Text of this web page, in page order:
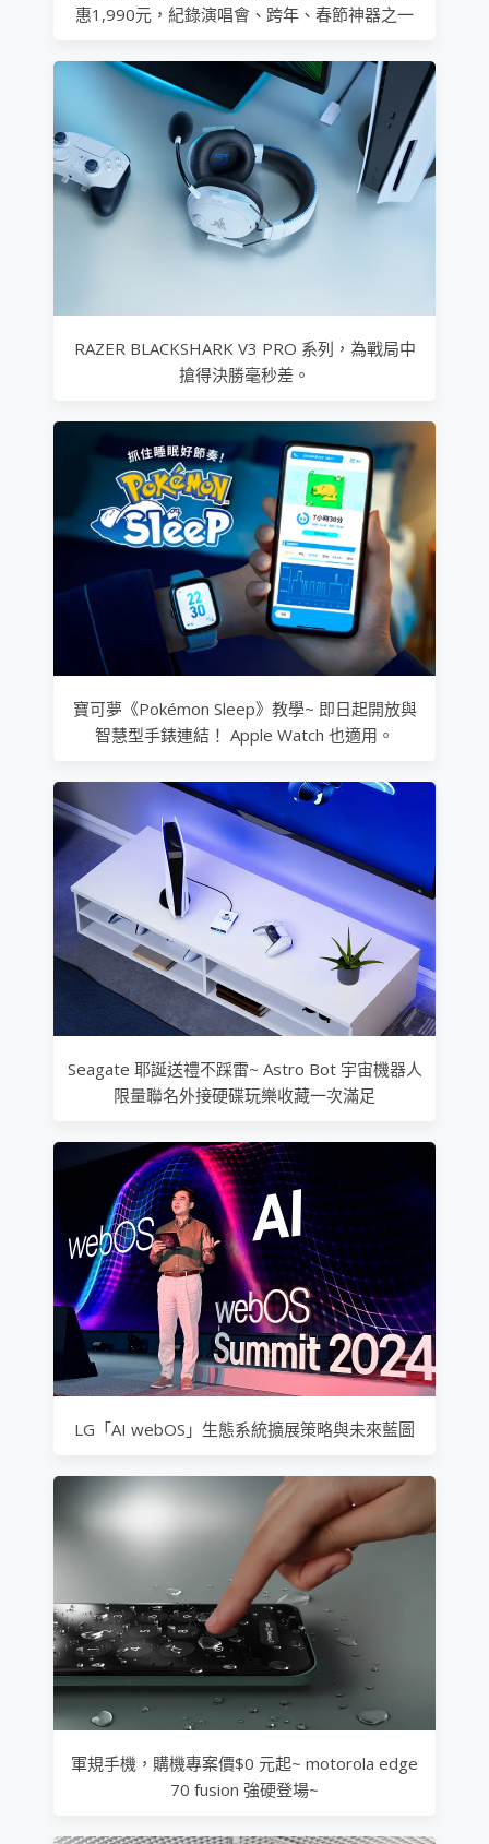
惠1,990元，紀錄演唱會、跨年、春節神器之一
RAZER BLACKSHARK V3 PRO 系列，為戰局中
搶得決勝毫秒差。
寶可夢《Pokémon Sleep》教學~ 即日起開放與
智慧型手錶連結！ Apple Watch 也適用。
Seagate 耶誕送禮不踩雷~ Astro Bot 宇宙機器人
限量聯名外接硬碟玩樂收藏一次滿足
LG「AI webOS」生態系統擴展策略與未來藍圖
軍規手機，購機專案價$0 元起~ motorola edge
70 fusion 強硬登場~